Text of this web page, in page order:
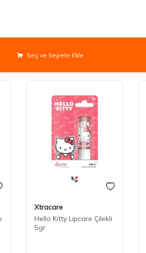
Seç ve Sepete Ekle
Xtracare
Hello Kitty Lipcare Çilekli
5gr